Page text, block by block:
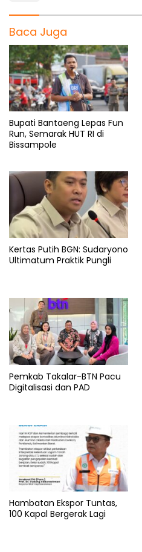
Baca Juga
Bupati Bantaeng Lepas Fun
Run, Semarak HUT RI di
Bissampole
Kertas Putih BGN: Sudaryono
Ultimatum Praktik Pungli
Pemkab Takalar-BTN Pacu
Digitalisasi dan PAD
Hambatan Ekspor Tuntas,
100 Kapal Bergerak Lagi